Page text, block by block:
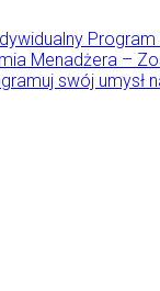
Menadżera –
swój umysł